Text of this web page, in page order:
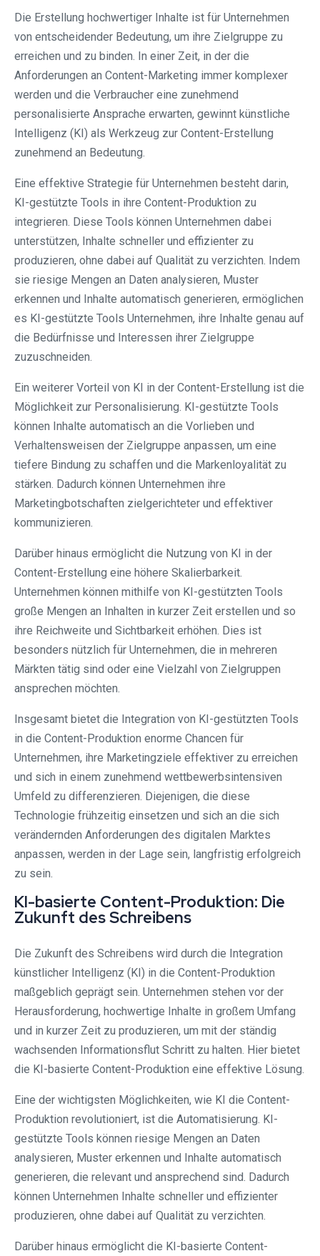
Die Erstellung hochwertiger Inhalte ist für Unternehmen
von entscheidender Bedeutung, um ihre Zielgruppe zu
erreichen und zu binden. In einer Zeit, in der die
Anforderungen an Content-Marketing immer komplexer
werden und die Verbraucher eine zunehmend
personalisierte Ansprache erwarten, gewinnt künstliche
Intelligenz (KI) als Werkzeug zur Content-Erstellung
zunehmend an Bedeutung.
Eine effektive Strategie für Unternehmen besteht darin,
KI-gestützte Tools in ihre Content-Produktion zu
integrieren. Diese Tools können Unternehmen dabei
unterstützen, Inhalte schneller und effizienter zu
produzieren, ohne dabei auf Qualität zu verzichten. Indem
sie riesige Mengen an Daten analysieren, Muster
erkennen und Inhalte automatisch generieren, ermöglichen
es KI-gestützte Tools Unternehmen, ihre Inhalte genau auf
die Bedürfnisse und Interessen ihrer Zielgruppe
zuzuschneiden.
Ein weiterer Vorteil von KI in der Content-Erstellung ist die
Möglichkeit zur Personalisierung. KI-gestützte Tools
können Inhalte automatisch an die Vorlieben und
Verhaltensweisen der Zielgruppe anpassen, um eine
tiefere Bindung zu schaffen und die Markenloyalität zu
stärken. Dadurch können Unternehmen ihre
Marketingbotschaften zielgerichteter und effektiver
kommunizieren.
Darüber hinaus ermöglicht die Nutzung von KI in der
Content-Erstellung eine höhere Skalierbarkeit.
Unternehmen können mithilfe von KI-gestützten Tools
große Mengen an Inhalten in kurzer Zeit erstellen und so
ihre Reichweite und Sichtbarkeit erhöhen. Dies ist
besonders nützlich für Unternehmen, die in mehreren
Märkten tätig sind oder eine Vielzahl von Zielgruppen
ansprechen möchten.
Insgesamt bietet die Integration von KI-gestützten Tools
in die Content-Produktion enorme Chancen für
Unternehmen, ihre Marketingziele effektiver zu erreichen
und sich in einem zunehmend wettbewerbsintensiven
Umfeld zu differenzieren. Diejenigen, die diese
Technologie frühzeitig einsetzen und sich an die sich
verändernden Anforderungen des digitalen Marktes
anpassen, werden in der Lage sein, langfristig erfolgreich
zu sein.
KI-basierte Content-Produktion: Die
Zukunft des Schreibens
Die Zukunft des Schreibens wird durch die Integration
künstlicher Intelligenz (KI) in die Content-Produktion
maßgeblich geprägt sein. Unternehmen stehen vor der
Herausforderung, hochwertige Inhalte in großem Umfang
und in kurzer Zeit zu produzieren, um mit der ständig
wachsenden Informationsflut Schritt zu halten. Hier bietet
die KI-basierte Content-Produktion eine effektive Lösung.
Eine der wichtigsten Möglichkeiten, wie KI die Content-
Produktion revolutioniert, ist die Automatisierung. KI-
gestützte Tools können riesige Mengen an Daten
analysieren, Muster erkennen und Inhalte automatisch
generieren, die relevant und ansprechend sind. Dadurch
können Unternehmen Inhalte schneller und effizienter
produzieren, ohne dabei auf Qualität zu verzichten.
Darüber hinaus ermöglicht die KI-basierte Content-